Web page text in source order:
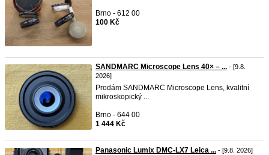
Brno - 612 00
100 Kč
SANDMARC Microscope Lens 40× – ... - [9.8.
2026]
Prodám SANDMARC Microscope Lens, kvalitní
mikroskopický ...
Brno - 644 00
1 444 Kč
Panasonic Lumix DMC-LX7 Leica ... - [9.8. 2026]